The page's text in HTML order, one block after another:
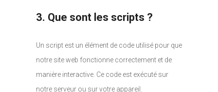
3. Que sont les scripts ?
Un script est un élément de code utilisé pour que
notre site web fonctionne correctement et de
manière interactive. Ce code est exécuté sur
notre serveur ou sur votre appareil.